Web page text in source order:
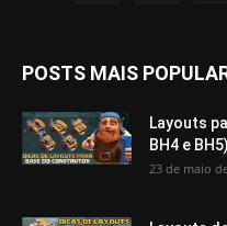
POSTS MAIS
Layouts
BH4 e BH5)
23 de maio